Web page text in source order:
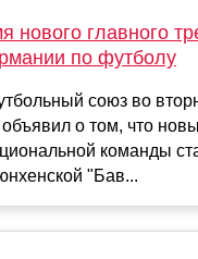
нового главного
по футболу
союз во
о том, что
команды
"Бав...